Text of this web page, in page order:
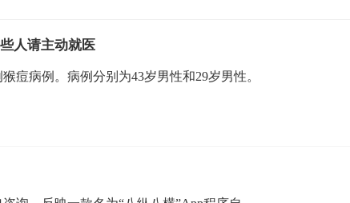
人请主动就医
痘病例。病例分别为43岁男性和29岁男性。